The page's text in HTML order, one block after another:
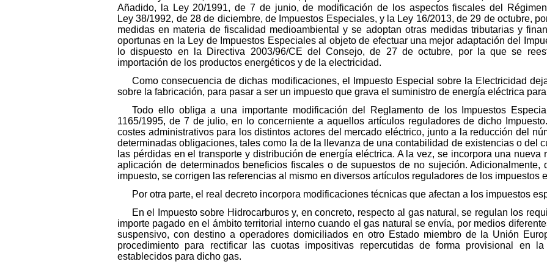
Añadido, la Ley 20/1991, de 7 de junio, de modificación de los aspectos fiscales del
Ley 38/1992, de 28 de diciembre, de Impuestos Especiales, y la Ley 16/2013, de 29 de octubre,
medidas en materia de fiscalidad medioambiental y se adoptan otras medidas tributarias y
oportunas en la Ley de Impuestos Especiales al objeto de efectuar una mejor adaptación del
lo dispuesto en la Directiva 2003/96/CE del Consejo, de 27 de octubre, por la que se
importación de los productos energéticos y de la electricidad.
Como consecuencia de dichas modificaciones, el Impuesto Especial sobre la Electricidad
sobre la fabricación, para pasar a ser un impuesto que grava el suministro de energía eléctrica
Todo ello obliga a una importante modificación del Reglamento de los Impuestos
1165/1995, de 7 de julio, en lo concerniente a aquellos artículos reguladores de dicho
costes administrativos para los distintos actores del mercado eléctrico, junto a la reducción del
determinadas obligaciones, tales como la de la llevanza de una contabilidad de existencias o del
las pérdidas en el transporte y distribución de energía eléctrica. A la vez, se incorpora una
aplicación de determinados beneficios fiscales o de supuestos de no sujeción. Adicionalmente,
impuesto, se corrigen las referencias al mismo en diversos artículos reguladores de los impuestos
Por otra parte, el real decreto incorpora modificaciones técnicas que afectan a los impuestos
En el Impuesto sobre Hidrocarburos y, en concreto, respecto al gas natural, se regulan los
importe pagado en el ámbito territorial interno cuando el gas natural se envía, por medios
suspensivo, con destino a operadores domiciliados en otro Estado miembro de la Unión
procedimiento para rectificar las cuotas impositivas repercutidas de forma provisional en
establecidos para dicho gas.